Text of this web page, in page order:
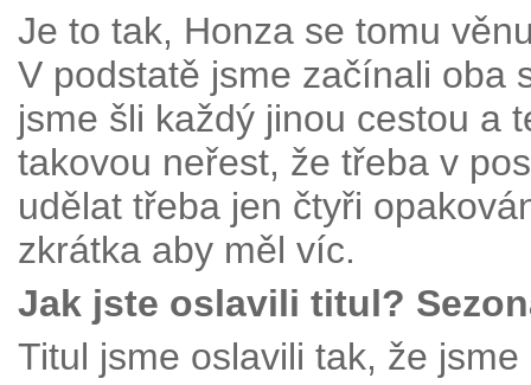
Je to tak, Honza se tomu
V podstatě jsme začínali oba
jsme šli každý jinou cestou a
takovou neřest, že třeba v
udělat třeba jen čtyři
zkrátka aby měl víc.
Jak jste oslavili titul?
Titul jsme oslavili tak, že